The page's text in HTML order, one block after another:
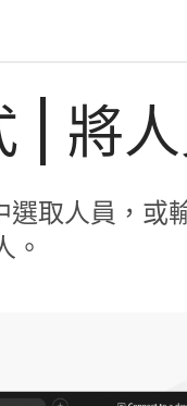
| 將
取人員，或
。